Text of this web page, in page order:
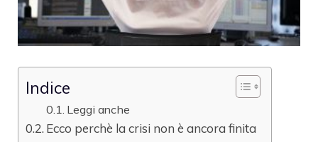
Indice
Leggi anche
Ecco perchè la crisi non è ancora finita